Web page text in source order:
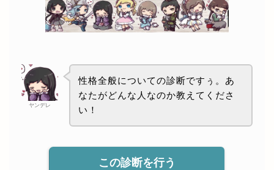
ヤンデレ
性格全般についての診断ですぅ。あ
なたがどんな人なのか教えてくださ
い！
この診断を行う